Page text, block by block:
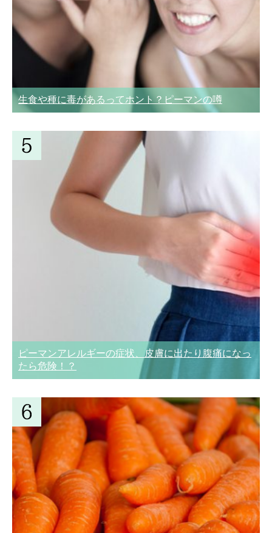
生食や種に毒があるってホント？ピーマンの噂
ピーマンアレルギーの症状、皮膚に出たり腹痛になっ
たら危険！？